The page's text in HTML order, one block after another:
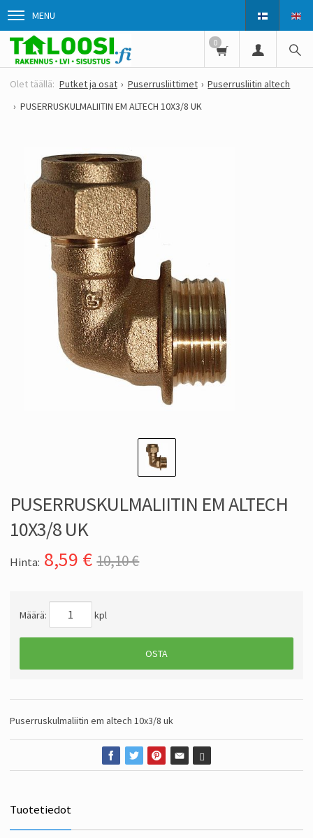
MENU
0
Putket ja osat Puserrusliittimet
Puserrusliitin altech
PUSERRUSKULMALIITIN EM ALTECH 10X3/8 UK
PUSERRUSKULMALIITIN EM ALTECH
10X3/8 UK
Hinta: 8,59 € 10,10 €
Määrä: kpl
OSTA
Puserruskulmaliitin em altech 10x3/8 uk
Tuotetiedot